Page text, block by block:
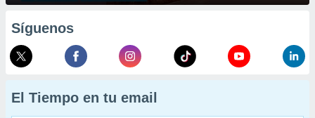
Síguenos
El Tiempo en tu email